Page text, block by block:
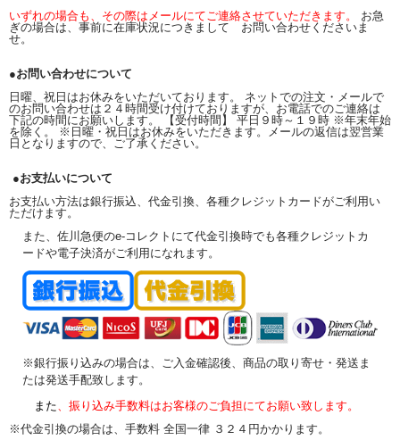
いずれの場合も、その際はメールにてご連絡させていただきます。 お急
ぎの場合は、事前に在庫状況につきまして お問い合わせくださいま
せ。
●お問い合わせについて
日曜、祝日はお休みをいただいております。 ネットでの注文・メールで
のお問い合わせは２４時間受け付けておりますが、お電話でのご連絡は
下記の時間にお願いします。 【受付時間】 平日９時～１９時 ※年末年始
を除く。 ※日曜・祝日はお休みをいただきます。メールの返信は翌営業
日となりますので、ご了承ください。
●お支払いについて
お支払い方法は銀行振込、代金引換、各種クレジットカードがご利用い
ただけます。
また、佐川急便のe-コレクトにて代金引換時でも各種クレジットカ
ードや電子決済がご利用になれます。
※銀行振り込みの場合は、ご入金確認後、商品の取り寄せ・発送ま
たは発送手配致します。
また、振り込み手数料はお客様のご負担にてお願い致します。
※代金引換の場合は、手数料 全国一律 ３２４円かかります。